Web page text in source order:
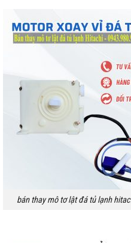
bán thay mô tơ lật đá tủ lạnh